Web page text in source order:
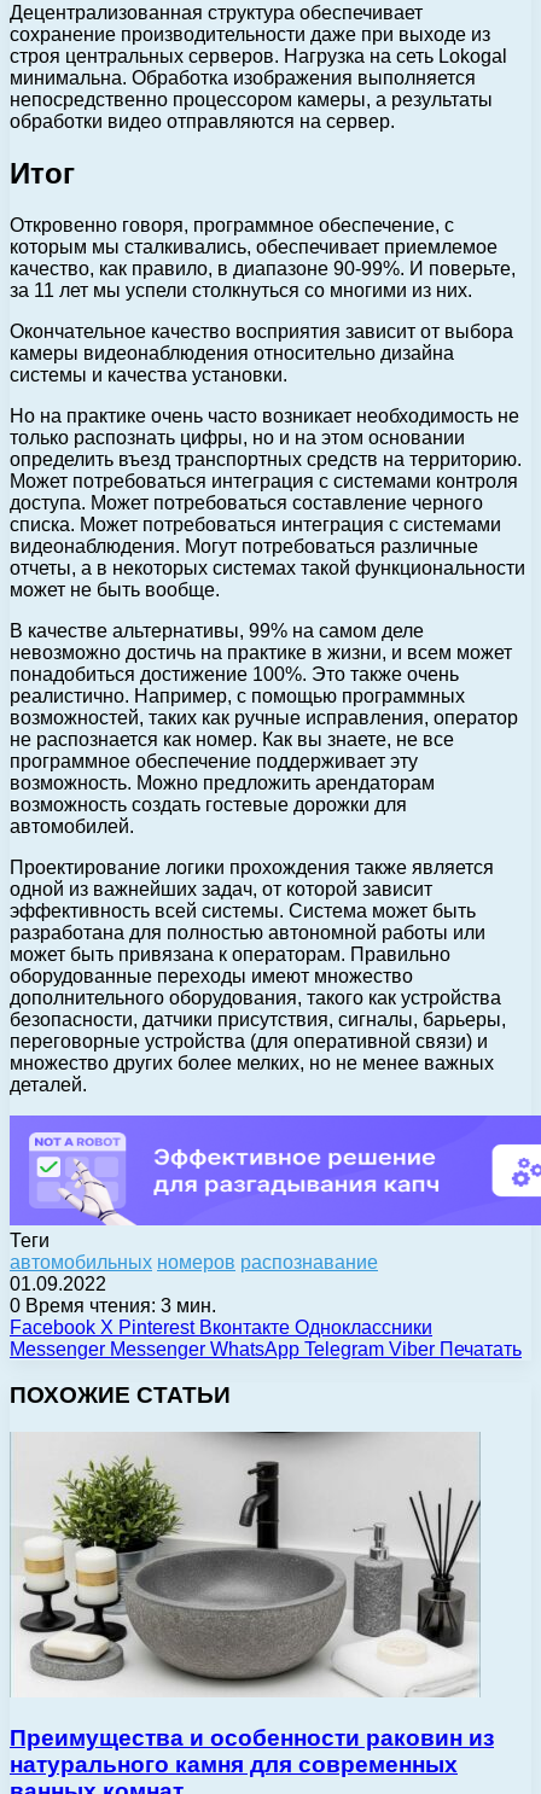
Децентрализованная структура обеспечивает
сохранение производительности даже при выходе из
строя центральных серверов. Нагрузка на сеть Lokogal
минимальна. Обработка изображения выполняется
непосредственно процессором камеры, а результаты
обработки видео отправляются на сервер.
Итог
Откровенно говоря, программное обеспечение, с
которым мы сталкивались, обеспечивает приемлемое
качество, как правило, в диапазоне 90-99%. И поверьте,
за 11 лет мы успели столкнуться со многими из них.
Окончательное качество восприятия зависит от выбора
камеры видеонаблюдения относительно дизайна
системы и качества установки.
Но на практике очень часто возникает необходимость не
только распознать цифры, но и на этом основании
определить въезд транспортных средств на территорию.
Может потребоваться интеграция с системами контроля
доступа. Может потребоваться составление черного
списка. Может потребоваться интеграция с системами
видеонаблюдения. Могут потребоваться различные
отчеты, а в некоторых системах такой функциональности
может не быть вообще.
В качестве альтернативы, 99% на самом деле
невозможно достичь на практике в жизни, и всем может
понадобиться достижение 100%. Это также очень
реалистично. Например, с помощью программных
возможностей, таких как ручные исправления, оператор
не распознается как номер. Как вы знаете, не все
программное обеспечение поддерживает эту
возможность. Можно предложить арендаторам
возможность создать гостевые дорожки для
автомобилей.
Проектирование логики прохождения также является
одной из важнейших задач, от которой зависит
эффективность всей системы. Система может быть
разработана для полностью автономной работы или
может быть привязана к операторам. Правильно
оборудованные переходы имеют множество
дополнительного оборудования, такого как устройства
безопасности, датчики присутствия, сигналы, барьеры,
переговорные устройства (для оперативной связи) и
множество других более мелких, но не менее важных
деталей.
Теги
автомобильных номеров распознавание
01.09.2022
0 Время чтения: 3 мин.
Facebook X Pinterest Вконтакте Одноклассники
Messenger Messenger WhatsApp Telegram Viber Печатать
ПОХОЖИЕ СТАТЬИ
Преимущества и особенности раковин из
натурального камня для современных